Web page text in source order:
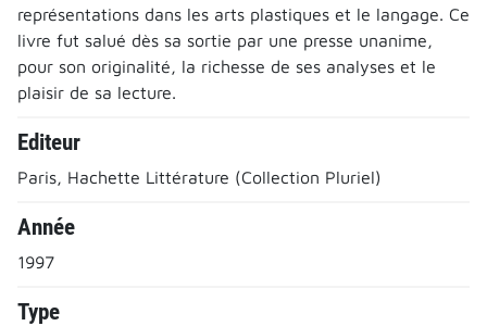
représentations dans les arts plastiques et le langage. Ce
livre fut salué dès sa sortie par une presse unanime,
pour son originalité, la richesse de ses analyses et le
plaisir de sa lecture.
Editeur
Paris, Hachette Littérature (Collection Pluriel)
Année
1997
Type